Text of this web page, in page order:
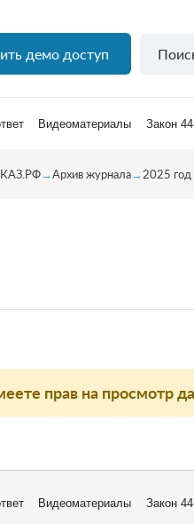
демо доступ
Видеоматериалы Закон
→Архив журнала→2025 год
прав на просмотр
Видеоматериалы Закон